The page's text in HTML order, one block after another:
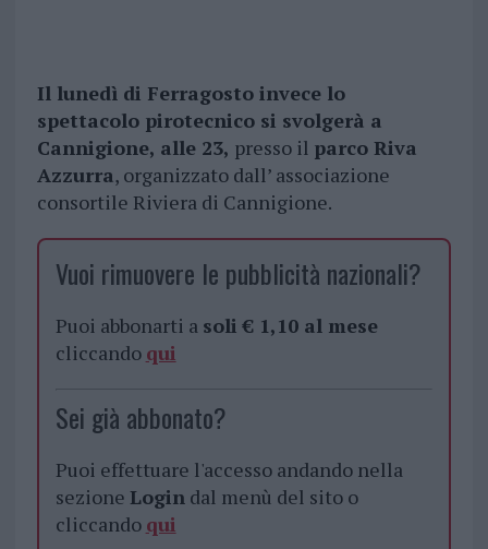
Il lunedì di Ferragosto invece lo
spettacolo pirotecnico si svolgerà a
Cannigione, alle 23, presso il parco Riva
Azzurra, organizzato dall’ associazione
consortile Riviera di Cannigione.
Vuoi rimuovere le pubblicità nazionali?
Puoi abbonarti a soli € 1,10 al mese
cliccando qui
Sei già abbonato?
Puoi effettuare l'accesso andando nella
sezione Logindal menù del sito o
cliccando qui